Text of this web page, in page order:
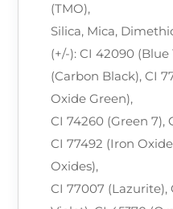
(TMO),
Silica, Mica,
(+/-): CI 42090 (Blue
(Carbon Black), CI
Oxide Green),
CI 74260 (Green 7),
CI 77492 (Iron
Oxides),
CI 77007 (Lazurite),